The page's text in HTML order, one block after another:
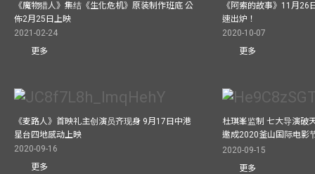
《魔物猎人》集结《生化危机》原装制作班底 公
佈2月25日上映
2021-02-24
更多
《阿索的故事》11月26
速出炉！
2020-10-07
更多
《麦路人》首映礼主创演员齐现身 9月17日中港
星台四地感动上映
2020-09-16
更多
杜琪峯监制 七大导演破
邀成2020釜山国际电影
2020-09-15
更多